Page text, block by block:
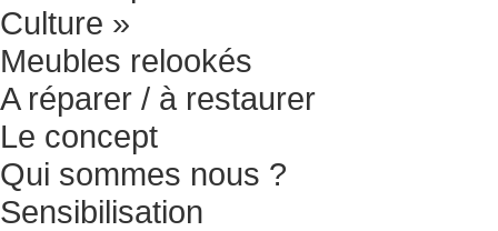
Culture »
Meubles relookés
A réparer / à restaurer
Le concept
Qui sommes nous ?
Sensibilisation